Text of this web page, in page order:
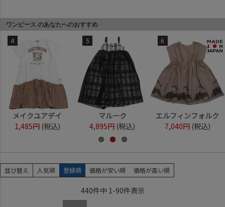
ワンピース のあなたへのおすすめ
4
メイクユアデイ
1,485円 (税込)
5
マルーク
4,895円 (税込)
6
エルフィンフォルク
7,040円 (税込)
並び替え 人気順 登録順 価格が安い順 価格が高い順
440件中 1-90件表示